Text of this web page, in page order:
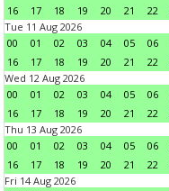
16
17 18 19 20 21 22
Tue 11 Aug 2026
00
01 02 03 04 05 06
16
17 18 19 20 21 22
Wed 12 Aug 2026
00
01 02 03 04 05 06
16
17 18 19 20 21 22
Thu 13 Aug 2026
00
01 02 03 04 05 06
16
17 18 19 20 21 22
Fri 14 Aug 2026